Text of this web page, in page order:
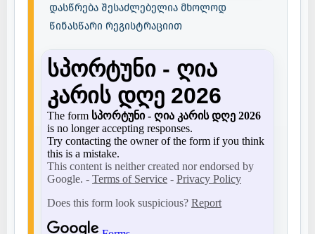
დასწრება შესაძლებელია მხოლოდ
წინასწარი რეგისტრაციით